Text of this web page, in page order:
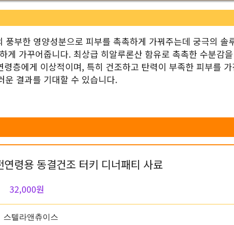
부한 영양성분으로 피부를 촉촉하게 가꿔주는데 궁극의 솔
게 가꾸어줍니다. 최상급 히알루론산 함유로 촉촉한 수분감
층에게 이상적이며, 특히 건조하고 탄력이 부족한 피부를
운 결과를 기대할 수 있습니다.
령용 동결건조 터키 디너패티 사료
32,000원